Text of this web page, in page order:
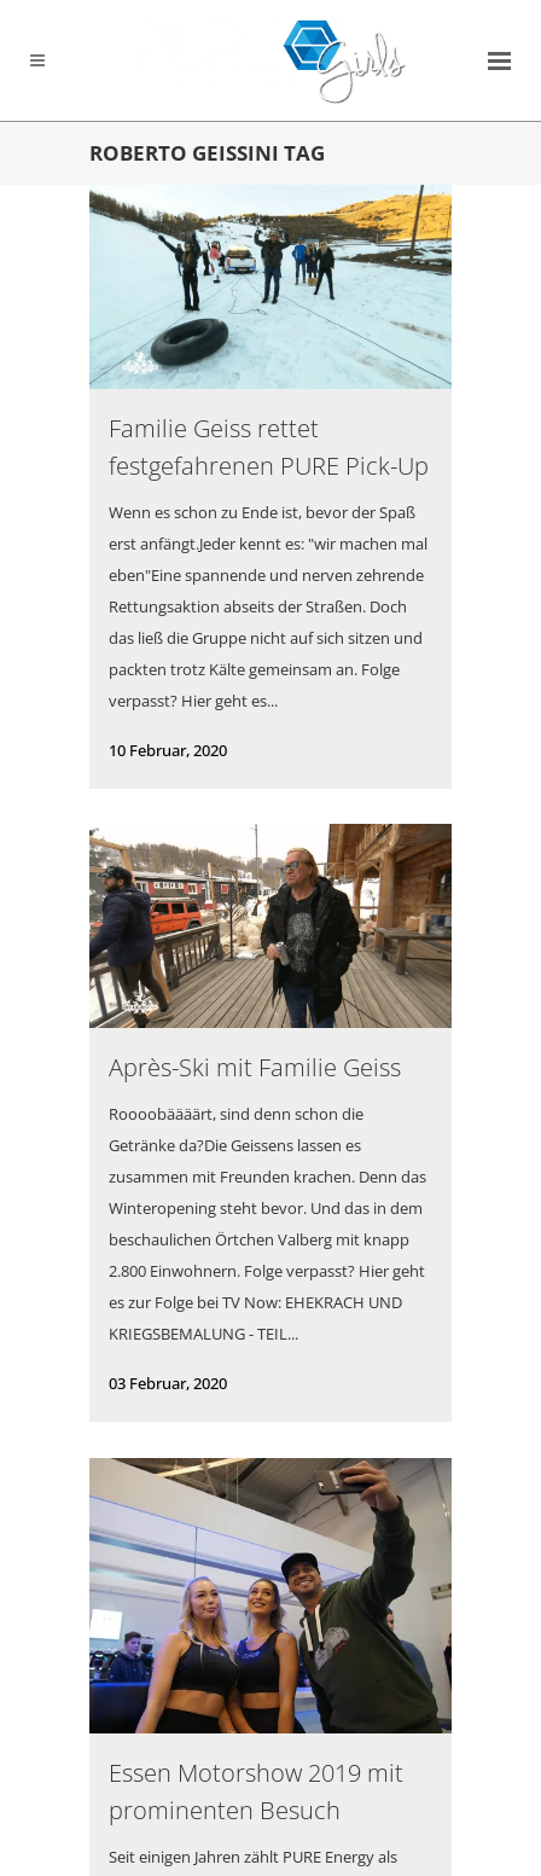
ROBERTO GEISSINI TAG
Familie Geiss rettet
festgefahrenen PURE Pick-Up
Wenn es schon zu Ende ist, bevor der Spaß
erst anfängt.Jeder kennt es: "wir machen mal
eben"Eine spannende und nerven zehrende
Rettungsaktion abseits der Straßen. Doch
das ließ die Gruppe nicht auf sich sitzen und
packten trotz Kälte gemeinsam an. Folge
verpasst? Hier geht es...
10 Februar, 2020
Après-Ski mit Familie Geiss
Roooobäääärt, sind denn schon die
Getränke da?Die Geissens lassen es
zusammen mit Freunden krachen. Denn das
Winteropening steht bevor. Und das in dem
beschaulichen Örtchen Valberg mit knapp
2.800 Einwohnern. Folge verpasst? Hier geht
es zur Folge bei TV Now: EHEKRACH UND
KRIEGSBEMALUNG - TEIL...
03 Februar, 2020
Essen Motorshow 2019 mit
prominenten Besuch
Seit einigen Jahren zählt PURE Energy als